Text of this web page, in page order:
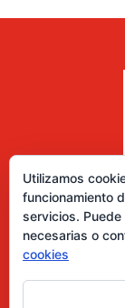
Utilizamos
funcionamiento
servicios.
necesarias o
cookies